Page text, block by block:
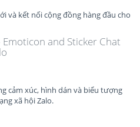
và kết nối cộng đồng hàng đầu cho
and Sticker Chat
cảm xúc, hình dán và biểu tượng
xã hội Zalo.